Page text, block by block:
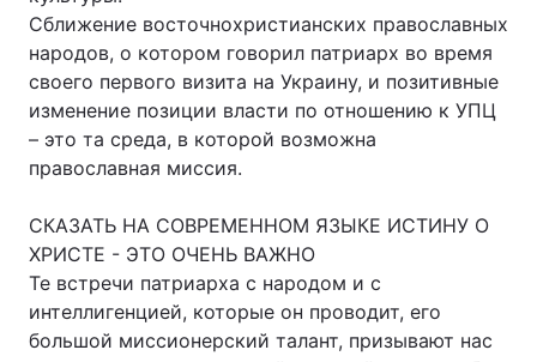
Сближение восточнохристианских православных
народов, о котором говорил патриарх во время
своего первого визита на Украину, и позитивные
изменение позиции власти по отношению к УПЦ
– это та среда, в которой возможна
православная миссия.
СКАЗАТЬ НА СОВРЕМЕННОМ ЯЗЫКЕ ИСТИНУ О
ХРИСТЕ - ЭТО ОЧЕНЬ ВАЖНО
Те встречи патриарха с народом и с
интеллигенцией, которые он проводит, его
большой миссионерский талант, призывают нас